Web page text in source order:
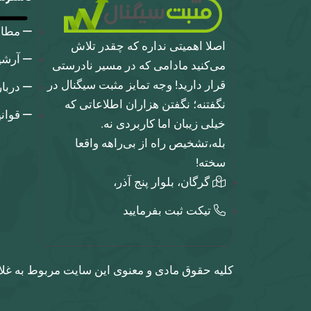
اصلا اهمیتی نداره که چقدر تلاش
می‌کنید مادامی که در مسیر نادرستی
قرار دارید! وجه تمایز مثبت سیگنال در
نگفتنه؛ نگفتن هزاران اطلاعاتی که
خیلی زیبان اما کاربردی نه.
بله،تشخیص راه از بی‌راهه واقعا
سخته!
گرگان، بلوار پنج آذر،
تیکت ثبت بفرمایید
کلیه حقوق مادی و معنوی این سایت مربوط به